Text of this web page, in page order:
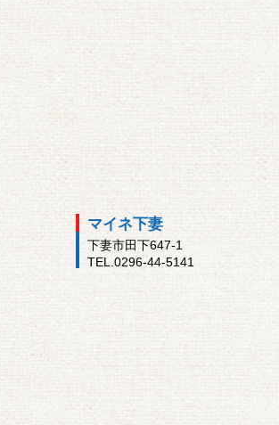
マイネ下妻
下妻市田下647-1
TEL.0296-44-5141